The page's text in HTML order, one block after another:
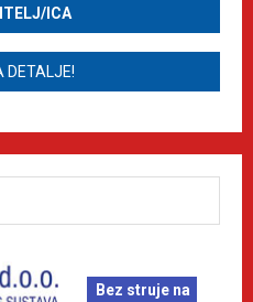
ICA
DETALJE!
Bez struje na